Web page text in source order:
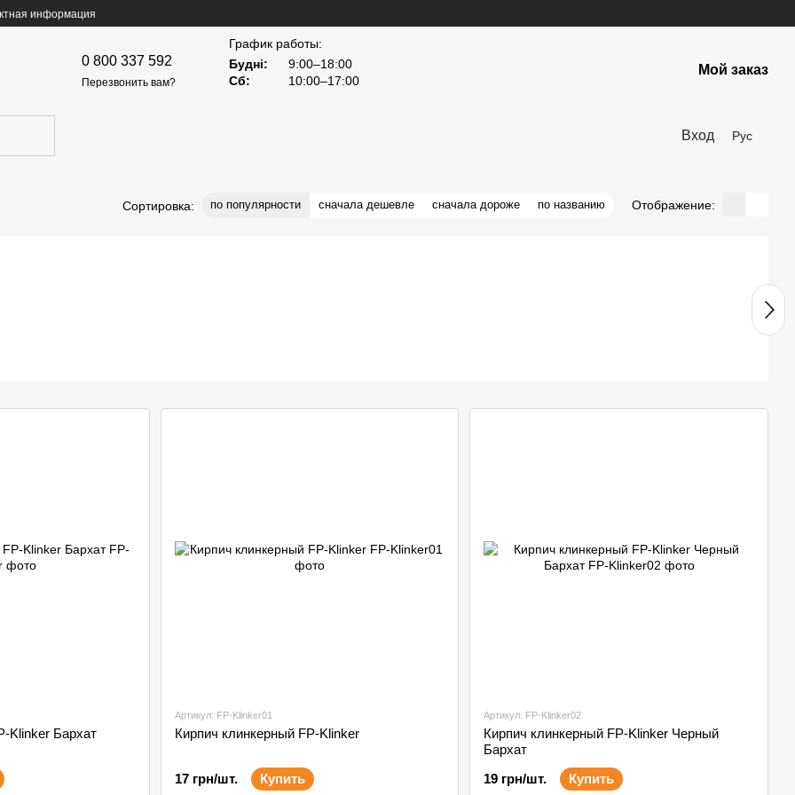
информация
0 800 337 592
Перезвонить вам?
График работы:
Будні:
9:00–18:00
Сб:
10:00–17:00
Мой заказ
Вход Рус
Сортировка: по популярности сначала дешевле сначала дороже по названию Отображение:
Klinker Бархат
Артикул: FP-Klinker01
Кирпич клинкерный FP-Klinker
17 грн/шт. Купить
Артикул: FP-Klinker02
Кирпич клинкерный FP-Klinker Черный
Бархат
19 грн/шт.
Купить